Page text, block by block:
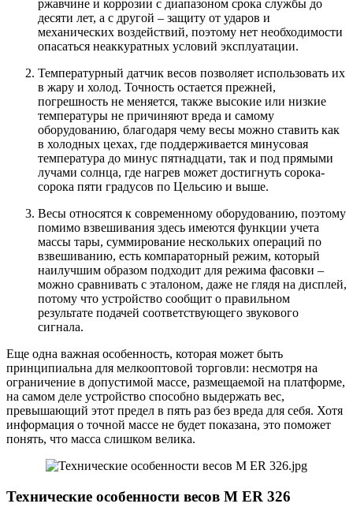
ржавчине и коррозии с диапазоном срока службы до
десяти лет, а с другой – защиту от ударов и
механических воздействий, поэтому нет необходимости
опасаться неаккуратных условий эксплуатации.
Температурный датчик весов позволяет использовать их
в жару и холод. Точность остается прежней,
погрешность не меняется, также высокие или низкие
температуры не причиняют вреда и самому
оборудованию, благодаря чему весы можно ставить как
в холодных цехах, где поддерживается минусовая
температура до минус пятнадцати, так и под прямыми
лучами солнца, где нагрев может достигнуть сорока-
сорока пяти градусов по Цельсию и выше.
Весы относятся к современному оборудованию, поэтому
помимо взвешивания здесь имеются функции учета
массы тары, суммирование нескольких операций по
взвешиванию, есть компараторный режим, который
наилучшим образом подходит для режима фасовки –
можно сравнивать с эталоном, даже не глядя на дисплей,
потому что устройство сообщит о правильном
результате подачей соответствующего звукового
сигнала.
Еще одна важная особенность, которая может быть
принципиальна для мелкооптовой торговли: несмотря на
ограничение в допустимой массе, размещаемой на платформе,
на самом деле устройство способно выдержать вес,
превышающий этот предел в пять раз без вреда для себя. Хотя
информация о точной массе не будет показана, это поможет
понять, что масса слишком велика.
Технические особенности весов M ER 326